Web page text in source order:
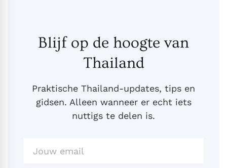
Blijf op de hoogte van
Thailand
Praktische Thailand-updates, tips en
gidsen. Alleen wanneer er echt iets
nuttigs te delen is.